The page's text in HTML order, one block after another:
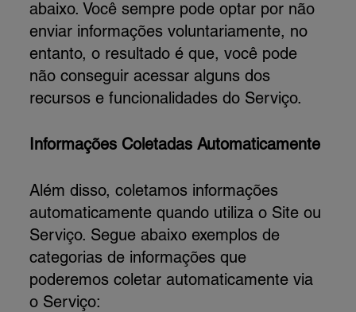
abaixo. Você sempre pode optar por não
enviar informações voluntariamente, no
entanto, o resultado é que, você pode
não conseguir acessar alguns dos
recursos e funcionalidades do Serviço.
Informações Coletadas Automaticamente
Além disso, coletamos informações
automaticamente quando utiliza o Site ou
Serviço. Segue abaixo exemplos de
categorias de informações que
poderemos coletar automaticamente via
o Serviço: